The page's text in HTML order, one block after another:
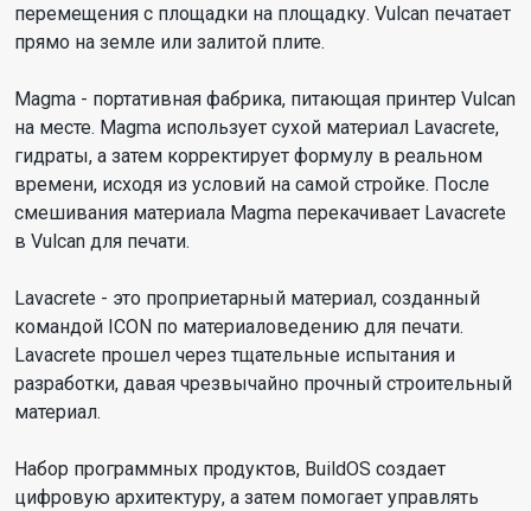
перемещения с площадки на площадку. Vulcan печатает
прямо на земле или залитой плите.
Magma - портативная фабрика, питающая принтер Vulcan
на месте. Magma использует сухой материал Lavacrete,
гидраты, а затем корректирует формулу в реальном
времени, исходя из условий на самой стройке. После
смешивания материала Magma перекачивает Lavacrete
в Vulcan для печати.
Lavacrete - это проприетарный материал, созданный
командой ICON по материаловедению для печати.
Lavacrete прошел через тщательные испытания и
разработки, давая чрезвычайно прочный строительный
материал.
Набор программных продуктов, BuildOS создает
цифровую архитектуру, а затем помогает управлять